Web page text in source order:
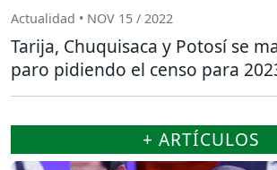
Actualidad • NOV 15 / 2022
Tarija, Chuquisaca y Potosí se
paro pidiendo el censo para
+ ARTÍCULOS